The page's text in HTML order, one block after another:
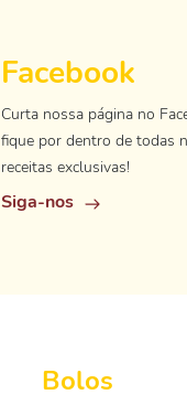
Facebook
Curta nossa página no
fique por dentro de todas
receitas exclusivas!
Siga-nos
Bolos